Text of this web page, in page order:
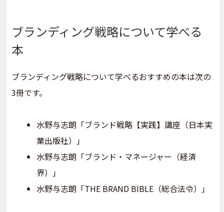
ブランディング戦略について学べる
本
ブランディング戦略について学べるおすすめの本は次の
3冊です。
水野与志朗「ブランド戦略【実践】講座（日本実
業出版社）」
水野与志朗「ブランド・マネージャー（経済
界）」
水野与志朗「THE BRAND BIBLE（総合法令）」